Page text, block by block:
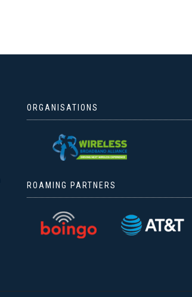
ORGANISATIONS
ROAMING PARTNERS